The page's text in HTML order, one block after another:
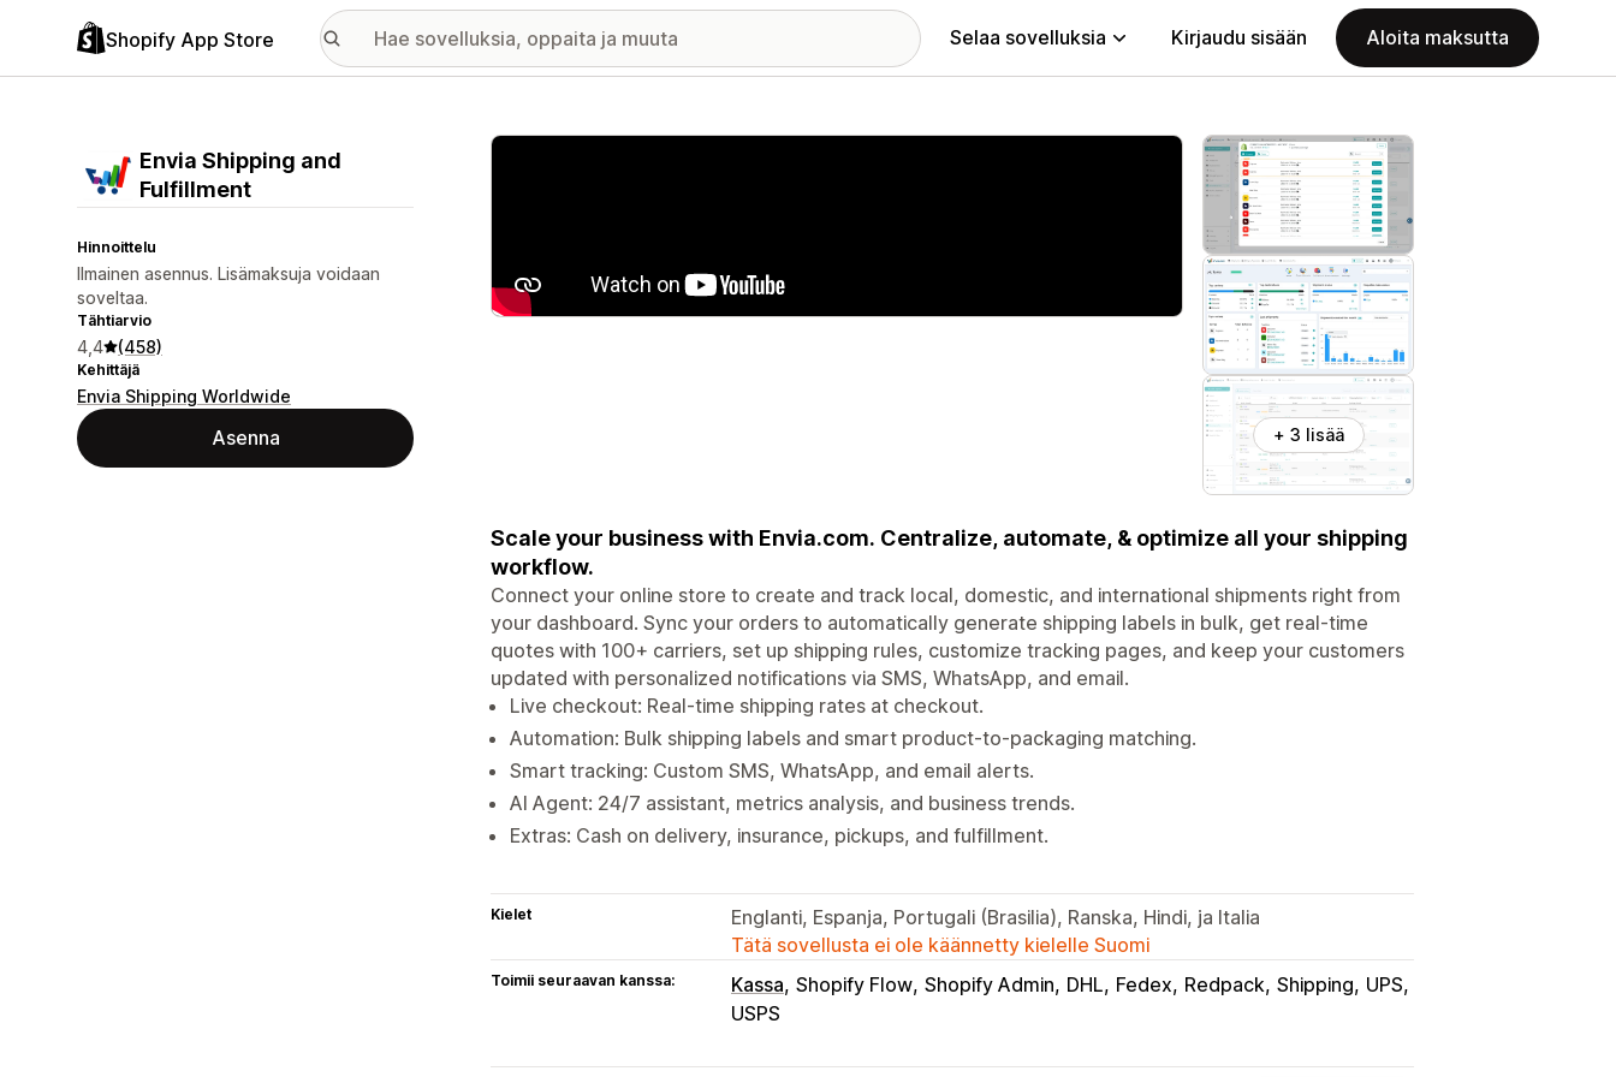
Shopify App Store Selaa sovelluksia Kirjaudu sisään Aloita maksutta
Envia Shipping and
Fulfillment
Hinnoittelu
Ilmainen asennus. Lisämaksuja voidaan
soveltaa.
Tähtiarvio
4,4 (458)
Kehittäjä
Envia Shipping Worldwide
Asenna
Esittelykuvagalleria
+ 3 lisää
Scale your business with Envia.com. Centralize, automate, & optimize all your shipping
workflow.
Connect your online store to create and track local, domestic, and international shipments right from
your dashboard. Sync your orders to automatically generate shipping labels in bulk, get real-time
quotes with 100+ carriers, set up shipping rules, customize tracking pages, and keep your customers
updated with personalized notifications via SMS, WhatsApp, and email.
Live checkout: Real-time shipping rates at checkout.
Automation: Bulk shipping labels and smart product-to-packaging matching.
Smart tracking: Custom SMS, WhatsApp, and email alerts.
AI Agent: 24/7 assistant, metrics analysis, and business trends.
Extras: Cash on delivery, insurance, pickups, and fulfillment.
Kielet
Englanti, Espanja, Portugali (Brasilia), Ranska, Hindi, ja Italia
Tätä sovellusta ei ole käännetty kielelle Suomi
Toimii seuraavan kanssa: Kassa Shopify Flow Shopify Admin DHL Fedex Redpack Shipping UPS
USPS